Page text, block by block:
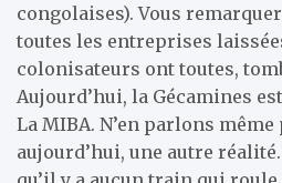
congolaises). Vous
toutes les entreprises
colonisateurs ont toutes,
Aujourd’hui, la Gécamines
La MIBA. N’en parlons même
aujourd’hui, une autre